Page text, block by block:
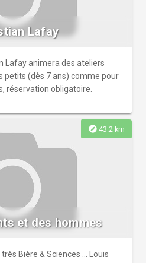
Lafay
Lafay animera des ateliers
petits (dès 7 ans) comme pour
réservation obligatoire.
explore 43.2 km
et des hommes
Bière & Sciences … Louis